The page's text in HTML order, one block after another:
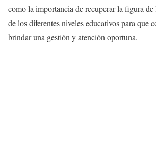
como la importancia de recuperar la figura
de los diferentes niveles educativos para que
brindar una gestión y atención oportuna.